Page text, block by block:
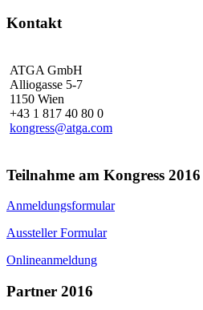
Kontakt
ATGA GmbH
Alliogasse 5-7
1150 Wien
+43 1 817 40 80 0
kongress@atga.com
Teilnahme am Kongress 2016
Anmeldungsformular
Aussteller Formular
Onlineanmeldung
Partner 2016